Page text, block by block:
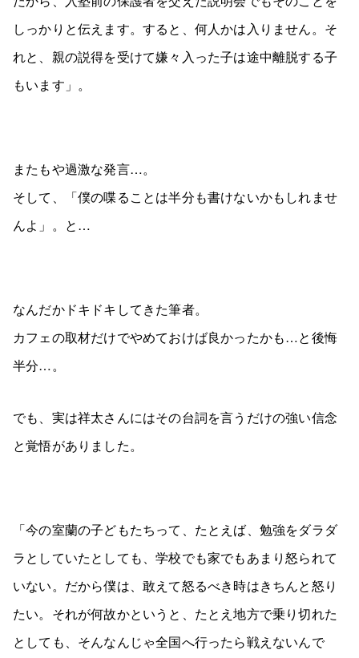
しっかりと伝えます。すると、何人かは入りません。そ
れと、親の説得を受けて嫌々入った子は途中離脱する子
もいます」。
またもや過激な発言…。
そして、「僕の喋ることは半分も書けないかもしれませ
んよ」。と…
なんだかドキドキしてきた筆者。
カフェの取材だけでやめておけば良かったかも…と後悔
半分…。
でも、実は祥太さんにはその台詞を言うだけの強い信念
と覚悟がありました。
「今の室蘭の子どもたちって、たとえば、勉強をダラダ
ラとしていたとしても、学校でも家でもあまり怒られて
いない。だから僕は、敢えて怒るべき時はきちんと怒り
たい。それが何故かというと、たとえ地方で乗り切れた
としても、そんなんじゃ全国へ行ったら戦えないんで